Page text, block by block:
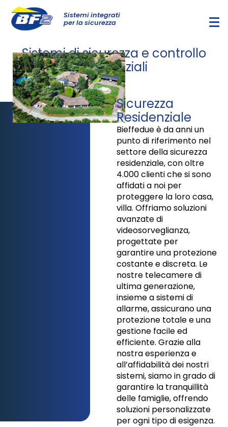
Sistemi integrati
per la sicurezza
Sistemi di sicurezza e controllo
residenziali
Sicurezza
Residenziale
Bieffedue è da anni un
punto di riferimento nel
settore della sicurezza
residenziale, con oltre
4.000 clienti che si sono
affidati a noi per
proteggere la loro casa,
villa. Offriamo soluzioni
avanzate di
videosorveglianza,
progettate per
garantire una protezione
costante e discreta. Le
nostre telecamere di
ultima generazione,
insieme a sistemi di
allarme, assicurano una
protezione totale e una
gestione facile ed
efficiente. Grazie alla
nostra esperienza e
all’affidabilità dei nostri
sistemi, siamo in grado di
garantire la tranquillità
delle famiglie, offrendo
soluzioni personalizzate
per ogni tipo di esigenza.